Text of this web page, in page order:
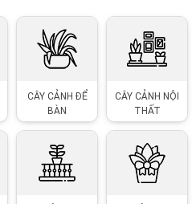
CÂY CẢNH ĐỂ
BÀN
CÂY CẢNH NỘI
THẤT